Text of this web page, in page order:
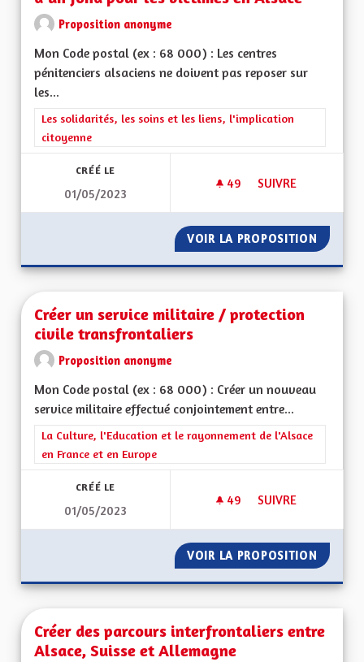
Proposition anonyme
Mon Code postal (ex : 68 000) : Les centres
pénitenciers alsaciens ne doivent pas reposer sur
les...
Filtrer les résultats de la catégorie : Les solidarités, les soins
Les solidarités, les soins et les liens, l'implication
citoyenne
CRÉÉ LE
01/05/2023
49 49 ABONNÉS
SUIVRE
VOIR LA PROPOSITION
Créer un service militaire / protection
civile transfrontaliers
Proposition anonyme
Mon Code postal (ex : 68 000) : Créer un nouveau
service militaire effectué conjointement entre...
Filtrer les résultats de la catégorie : La Culture, l'Education et
La Culture, l'Education et le rayonnement de l'Alsace
en France et en Europe
CRÉÉ LE
01/05/2023
49 49 ABONNÉS
SUIVRE
VOIR LA PROPOSITION
Créer des parcours interfrontaliers entre
Alsace, Suisse et Allemagne